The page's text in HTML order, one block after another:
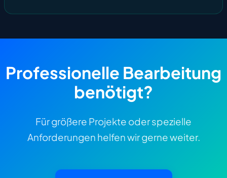
aliquip lorem excepteur facilisis enim elit porta
Professionelle Bearbeitung
benötigt?
Für größere Projekte oder spezielle
Anforderungen helfen wir gerne weiter.